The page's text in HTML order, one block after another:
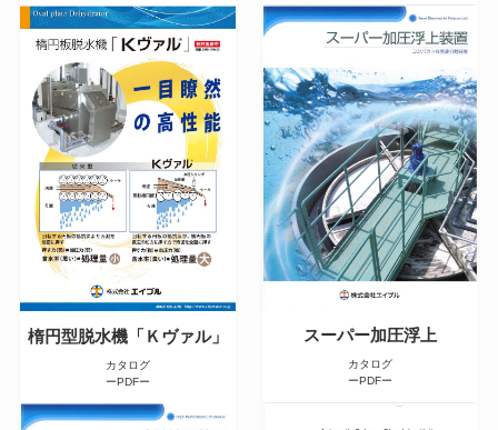
楕円型脱水機「Ｋヴァル」
カタログ
ーPDFー
スーパー加圧浮上
カタログ
ーPDFー